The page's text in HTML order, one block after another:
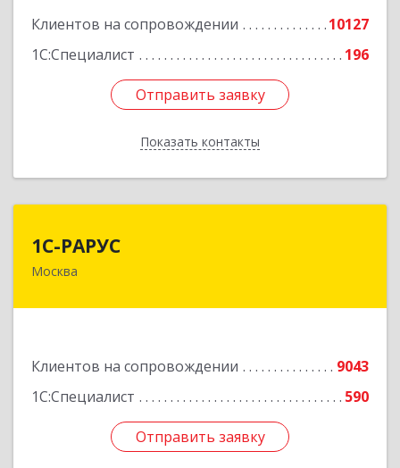
Клиентов на сопровождении
10127
1С:Специалист
196
Отправить заявку
Показать контакты
Отправить заявку
Назад
1С-РАРУС
Москва
Клиентов на сопровождении
9043
1С:Специалист
590
Отправить заявку
127434, Москва г, Дмитровское ш, дом № 9Б
Отправить заявку